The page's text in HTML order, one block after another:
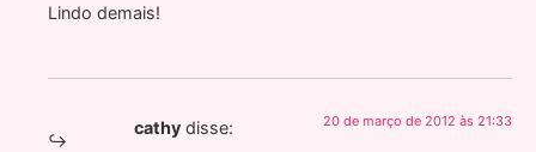
Lindo demais!
cathy disse: 20 de março de 2012 às 21:33